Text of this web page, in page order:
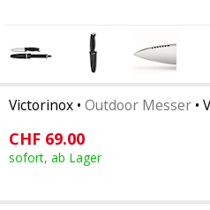
Victorinox • Outdoor Messer •
CHF 69.00
sofort, ab Lager